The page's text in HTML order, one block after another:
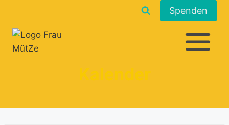
springen
Spenden
Kalender